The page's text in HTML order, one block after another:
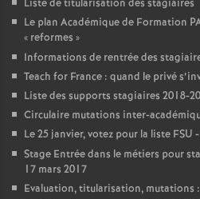
Liste de titularisation des stagiaires
Le plan Académique de Formation
« reformes »
Informations de rentrée des
Teach for France : quand le privé
Liste des supports stagiaires 2018-
Circulaire mutations inter-
Le 25 janvier, votez pour la liste FSU -
Stage Entrée dans le métiers pour
17 mars 2017
Evaluation, titularisation, mutations